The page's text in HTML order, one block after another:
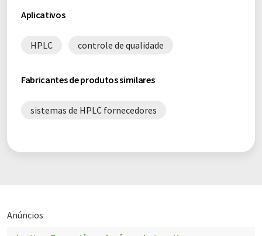
Aplicativos
HPLC controle de qualidade
Fabricantes de produtos similares
sistemas de HPLC fornecedores
Anúncios